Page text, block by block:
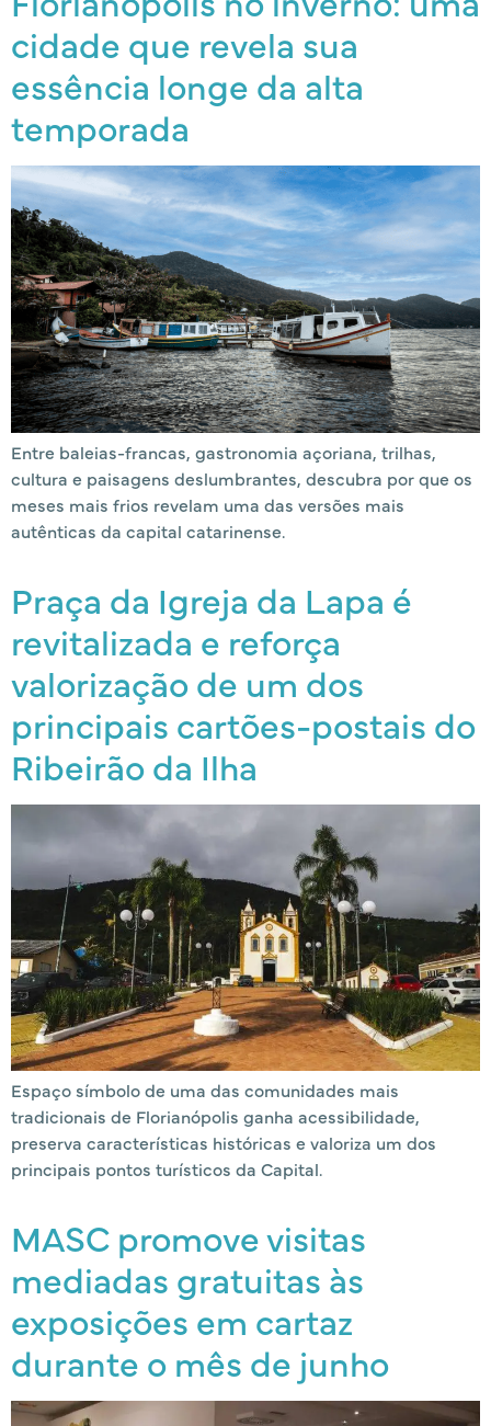
cidade que revela sua
essência longe da alta
temporada
Entre baleias-francas, gastronomia açoriana, trilhas,
cultura e paisagens deslumbrantes, descubra por que os
meses mais frios revelam uma das versões mais
autênticas da capital catarinense.
Praça da Igreja da Lapa é
revitalizada e reforça
valorização de um dos
principais cartões-postais do
Ribeirão da Ilha
Espaço símbolo de uma das comunidades mais
tradicionais de Florianópolis ganha acessibilidade,
preserva características históricas e valoriza um dos
principais pontos turísticos da Capital.
MASC promove visitas
mediadas gratuitas às
exposições em cartaz
durante o mês de junho